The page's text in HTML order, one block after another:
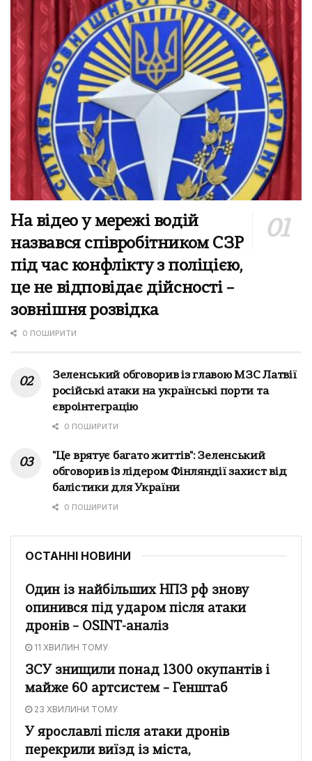
На відео у мережі водій
назвався співробітником СЗР
під час конфлікту з поліцією,
це не відповідає дійсності –
зовнішня розвідка
0 ПОШИРИТИ
Зеленський обговорив із главою МЗС Латвії
російські атаки на українські порти та
євроінтеграцію
0 ПОШИРИТИ
"Це врятує багато життів": Зеленський
обговорив із лідером Фінляндії захист від
балістики для України
0 ПОШИРИТИ
ОСТАННІ НОВИНИ
Один із найбільших НПЗ рф знову
опинився під ударом після атаки
дронів – OSINT-аналіз
11 ХВИЛИН ТОМУ
ЗСУ знищили понад 1300 окупантів і
майже 60 артсистем – Генштаб
23 ХВИЛИНИ ТОМУ
У ярославлі після атаки дронів
перекрили виїзд із міста,